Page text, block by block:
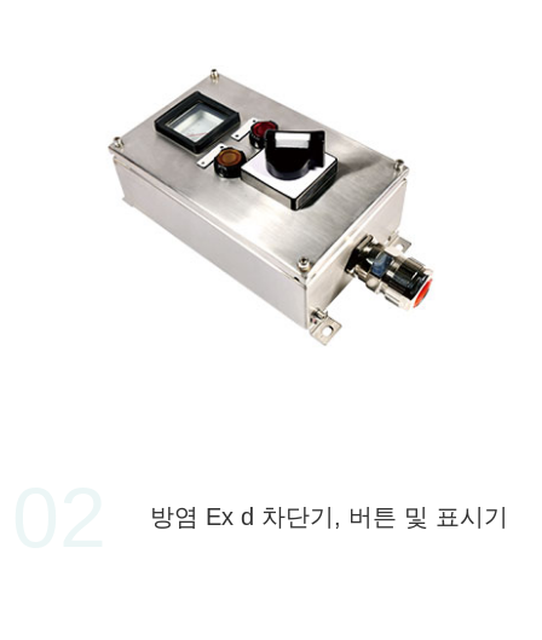
방염 Ex d 차단기, 버튼 및 표시기